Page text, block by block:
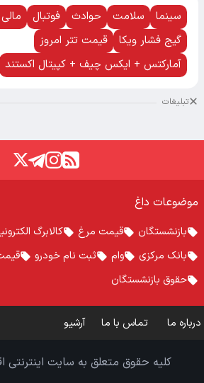
سینما سلامت حوادث فوتبال
مالی
گیج فشار ویکا
قیمت تتر امروز
آمارکتس + ایکس چیف + کپیتال اکستند
تبلیغات
موضوعات داغ
بازنشستگان قیمت مرغ کالابرگ
بانک مرکزی
وام ثبت نام خودرو
حقوق بازنشستگان
درباره ما تماس با ما آرشیو
کلیه حقوق متعلق به سایت اینترنتی